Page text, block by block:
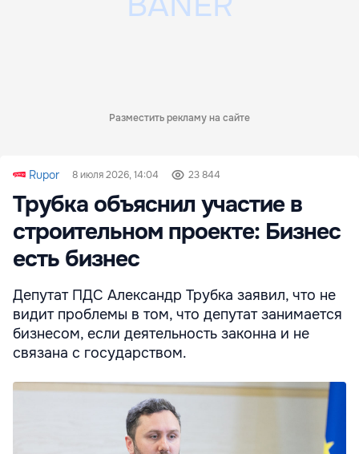
Разместить рекламу на сайте
Rupor 8 июля 2026, 14:04 23 844
Трубка объяснил участие в
строительном проекте: Бизнес
есть бизнес
Депутат ПДС Александр Трубка заявил, что не
видит проблемы в том, что депутат занимается
бизнесом, если деятельность законна и не
связана с государством.